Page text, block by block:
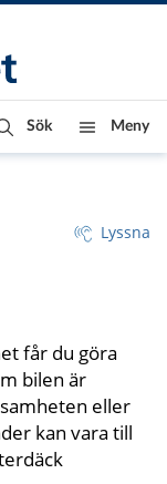
Sök Meny
Lyssna
får du göra
bilen är
eller
kan vara till